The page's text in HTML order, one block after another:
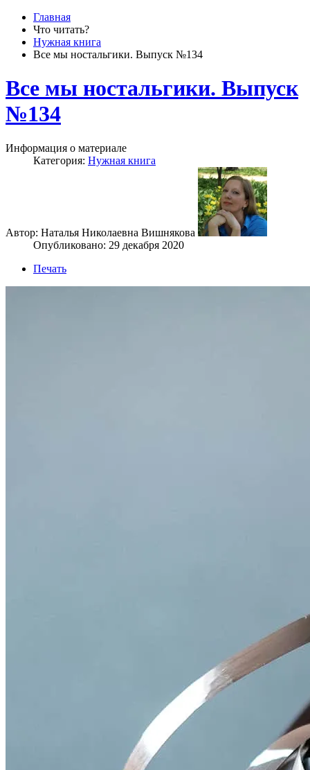
Главная
Что читать?
Нужная книга
Все мы ностальгики. Выпуск №134
Все мы ностальгики. Выпуск
№134
Информация о материале
Категория: Нужная книга
Автор: Наталья Николаевна Вишнякова
Опубликовано: 29 декабря 2020
Печать